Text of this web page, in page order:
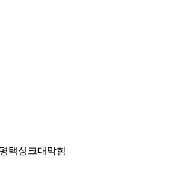
택싱크대막힘